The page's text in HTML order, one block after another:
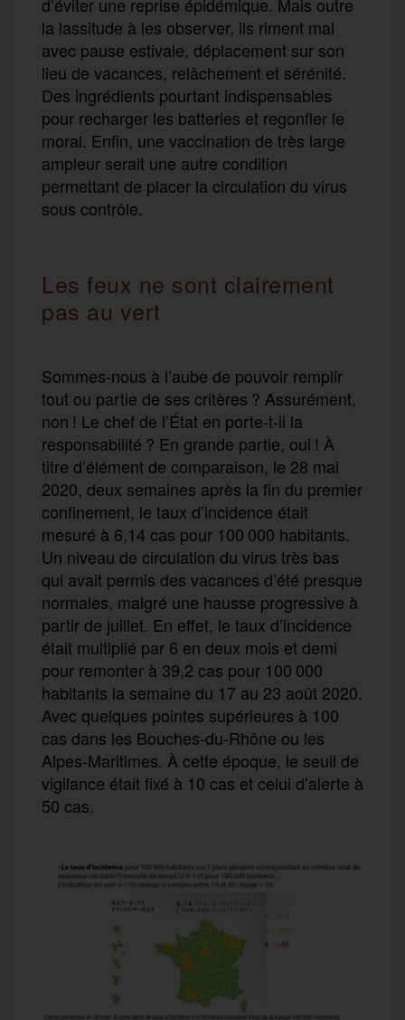
la lassitude à les observer, ils riment mal
avec pause estivale, déplacement sur son
lieu de vacances, relâchement et sérénité.
Des ingrédients pourtant indispensables
pour recharger les batteries et regonfler le
moral. Enfin, une vaccination de très large
ampleur serait une autre condition
permettant de placer la circulation du virus
sous contrôle.
Les feux ne sont clairement
pas au vert
Sommes-nous à l’aube de pouvoir remplir
tout ou partie de ses critères ? Assurément,
non ! Le chef de l’État en porte-t-il la
responsabilité ? En grande partie, oui ! À
titre d’élément de comparaison, le 28 mai
2020, deux semaines après la fin du premier
confinement, le taux d’incidence était
mesuré à 6,14 cas pour 100 000 habitants.
Un niveau de circulation du virus très bas
qui avait permis des vacances d’été presque
normales, malgré une hausse progressive à
partir de juillet. En effet, le taux d’incidence
était multiplié par 6 en deux mois et demi
pour remonter à 39,2 cas pour 100 000
habitants la semaine du 17 au 23 août 2020.
Avec quelques pointes supérieures à 100
cas dans les Bouches-du-Rhône ou les
Alpes-Maritimes. À cette époque, le seuil de
vigilance était fixé à 10 cas et celui d’alerte à
50 cas.